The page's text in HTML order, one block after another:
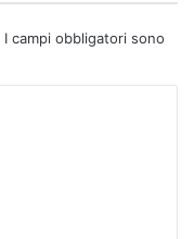
I campi obbligatori sono